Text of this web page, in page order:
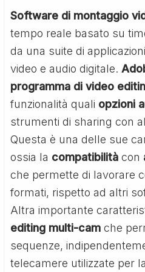
Software di montaggio
tempo reale basato su
da una suite di
video e audio digitale.
programma di video
funzionalità quali opzioni
strumenti di sharing con
Questa è una delle sue
ossia la compatibilità con
che permette di lavorare
formati, rispetto ad altri
Altra importante
editing multi-cam che
sequenze,
telecamere utilizzate per